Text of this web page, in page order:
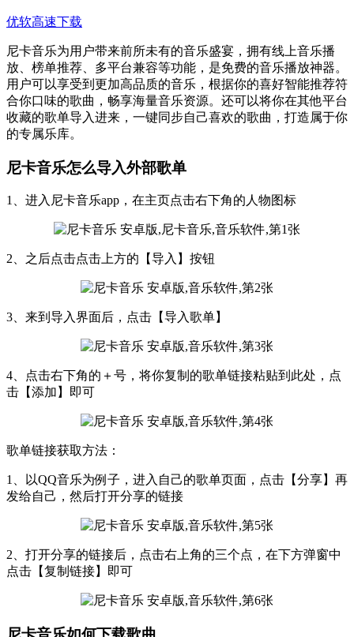
优软高速下载
尼卡音乐为用户带来前所未有的音乐盛宴，拥有线上音乐播
放、榜单推荐、多平台兼容等功能，是免费的音乐播放神器。
用户可以享受到更加高品质的音乐，根据你的喜好智能推荐符
合你口味的歌曲，畅享海量音乐资源。还可以将你在其他平台
收藏的歌单导入进来，一键同步自己喜欢的歌曲，打造属于你
的专属乐库。
尼卡音乐怎么导入外部歌单
1、进入尼卡音乐app，在主页点击右下角的人物图标
2、之后点击点击上方的【导入】按钮
3、来到导入界面后，点击【导入歌单】
4、点击右下角的＋号，将你复制的歌单链接粘贴到此处，点
击【添加】即可
歌单链接获取方法：
1、以QQ音乐为例子，进入自己的歌单页面，点击【分享】再
发给自己，然后打开分享的链接
2、打开分享的链接后，点击右上角的三个点，在下方弹窗中
点击【复制链接】即可